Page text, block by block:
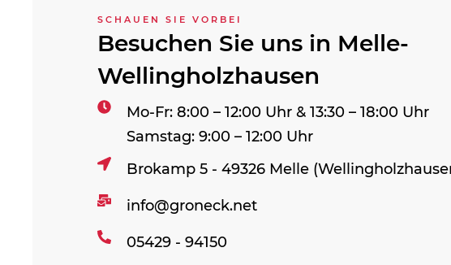
SCHAUEN SIE VORBEI
Besuchen Sie uns in Melle-
Wellingholzhausen
Mo-Fr: 8:00 – 12:00 Uhr & 13:30 – 18:00 Uhr
Samstag: 9:00 – 12:00 Uhr
Brokamp 5 - 49326 Melle
info@groneck.net
05429 - 94150